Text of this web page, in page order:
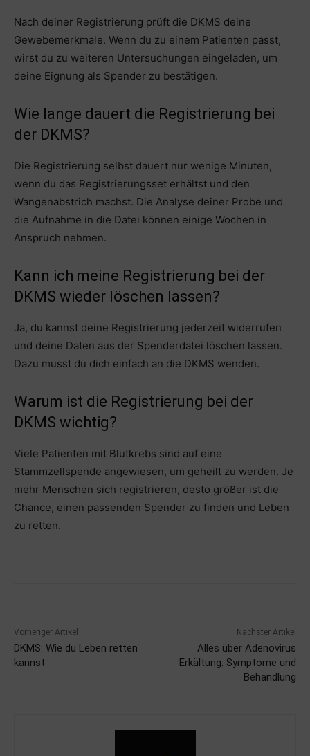
Nach deiner Registrierung prüft die DKMS deine
Gewebemerkmale. Wenn du zu einem Patienten passt,
wirst du zu weiteren Untersuchungen eingeladen, um
deine Eignung als Spender zu bestätigen.
Wie lange dauert die Registrierung bei
der DKMS?
Die Registrierung selbst dauert nur wenige Minuten,
wenn du das Registrierungsset erhältst und den
Wangenabstrich machst. Die Analyse deiner Probe und
die Aufnahme in die Datei können einige Wochen in
Anspruch nehmen.
Kann ich meine Registrierung bei der
DKMS wieder löschen lassen?
Ja, du kannst deine Registrierung jederzeit widerrufen
und deine Daten aus der Spenderdatei löschen lassen.
Dazu musst du dich einfach an die DKMS wenden.
Warum ist die Registrierung bei der
DKMS wichtig?
Viele Patienten mit Blutkrebs sind auf eine
Stammzellspende angewiesen, um geheilt zu werden. Je
mehr Menschen sich registrieren, desto größer ist die
Chance, einen passenden Spender zu finden und Leben
zu retten.
Vorheriger Artikel
DKMS: Wie du Leben retten
kannst
Nächster Artikel
Alles über Adenovirus
Erkältung: Symptome und
Behandlung